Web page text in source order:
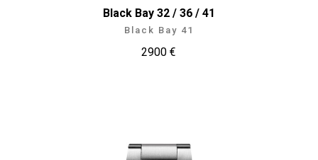
Black Bay 32 / 36 / 41
Black Bay 41
2900 €